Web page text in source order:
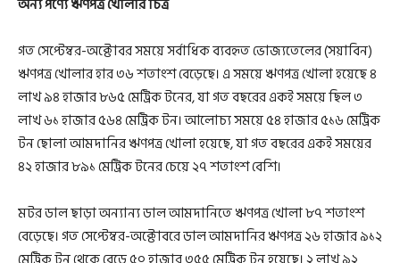
অন্য পণ্যে ঋণপত্র খোলার চিত্র
গত সেপ্টেম্বর-অক্টোবর সময়ে সর্বাধিক ব্যবহৃত ভোজ্যতেলের (সয়াবিন)
ঋণপত্র খোলার হার ৩৬ শতাংশ বেড়েছে। এ সময়ে ঋণপত্র খোলা হয়েছে ৪
লাখ ৯৪ হাজার ৮৬৫ মেট্রিক টনের, যা গত বছরের একই সময়ে ছিল ৩
লাখ ৬১ হাজার ৫৬৪ মেট্রিক টন। আলোচ্য সময়ে ৫৪ হাজার ৫১৬ মেট্রিক
টন ছোলা আমদানির ঋণপত্র খোলা হয়েছে, যা গত বছরের একই সময়ের
৪২ হাজার ৮৯১ মেট্রিক টনের চেয়ে ২৭ শতাংশ বেশি।
মটর ডাল ছাড়া অন্যান্য ডাল আমদানিতে ঋণপত্র খোলা ৮৭ শতাংশ
বেড়েছে। গত সেপ্টেম্বর-অক্টোবরে ডাল আমদানির ঋণপত্র ২৬ হাজার ৯১২